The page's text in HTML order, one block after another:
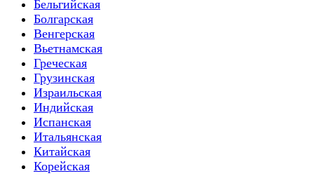
Бельгийская
Болгарская
Венгерская
Вьетнамская
Греческая
Грузинская
Израильская
Индийская
Испанская
Итальянская
Китайская
Корейская